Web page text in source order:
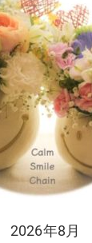
2026年8月